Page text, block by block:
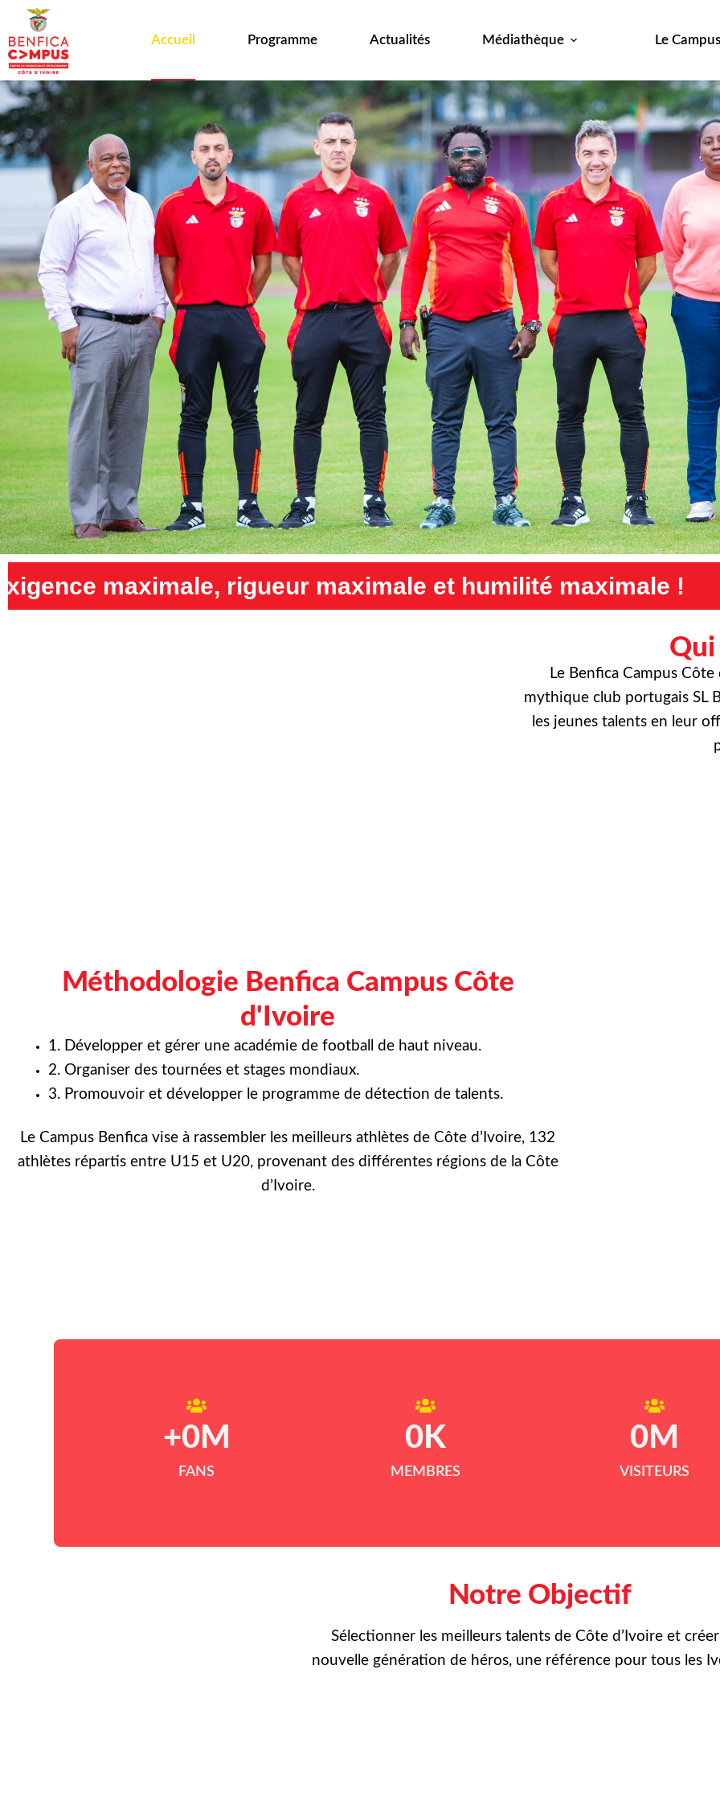
Accueil Programme Actualités Médiathèque Le Campus
maximale et humilité maximale ! Exigence
Qui
Le Benfica Campus
mythique club portugais SL
les jeunes talents en leur
Méthodologie Benfica Campus Côte
d'Ivoire
1. Développer et gérer une académie de football de haut niveau.
2. Organiser des tournées et stages mondiaux.
3. Promouvoir et développer le programme de détection de talents.
Le Campus Benfica vise à rassembler les meilleurs athlètes de Côte d’Ivoire, 132
athlètes répartis entre U15 et U20, provenant des différentes régions de la Côte
d’Ivoire.
FANS
+0M
MEMBRES
0 K
VISITEURS
0M
Notre Objectif
Sélectionner les meilleurs talents de Côte d’Ivoire et
nouvelle génération de héros, une référence pour tous les